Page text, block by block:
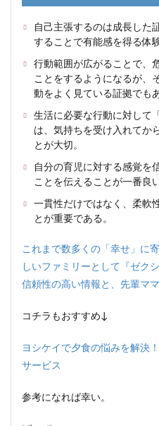
自己主張するのは成長した
することで有能感を得る体
行動範囲が広がることで、
ことをするようになるが、
動をよく見ている証拠でも
生活に必要な行動に対して
は、気持ちを受け入れてか
とが大切。
自分の育児に対する感覚を
ことを伝えることが一番良い
一貫性だけではなく、柔軟
とが重要である。
これまで数多くの「幸せ」に
しいファミリーとして『ゼク
信頼性の高い情報と、先輩マ
コチラもおすすめ↓
ヨシケイで夕食の悩みを解決
サービス
参考になれば幸い。